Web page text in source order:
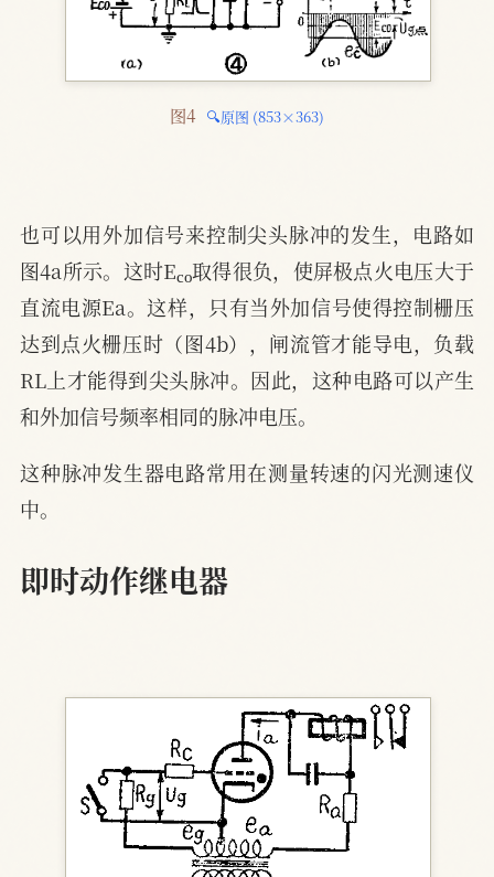
图4 🔍原图 (853×363)
也可以用外加信号来控制尖头脉冲的发生，电路如
图4a所示。这时Eco
取得很负，使屏极点火电压大于
直流电源Ea。这样，只有当外加信号使得控制栅压
达到点火栅压时（图4b），闸流管才能导电，负载
RL上才能得到尖头脉冲。因此，这种电路可以产生
和外加信号频率相同的脉冲电压。
这种脉冲发生器电路常用在测量转速的闪光测速仪
中。
即时动作继电器